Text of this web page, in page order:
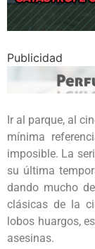
Publicidad
Ir al parque, al
mínima
imposible. La
su última
dando mucho
clásicas de la
lobos huargos,
asesinas.